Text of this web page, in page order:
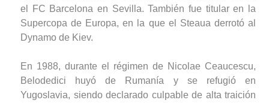
el FC Barcelona en Sevilla. También fue titular en la
Supercopa de Europa, en la que el Steaua derrotó al
Dynamo de Kiev.
En 1988, durante el régimen de Nicolae Ceaucescu,
Belodedici huyó de Rumanía y se refugió en
Yugoslavia, siendo declarado culpable de alta traición